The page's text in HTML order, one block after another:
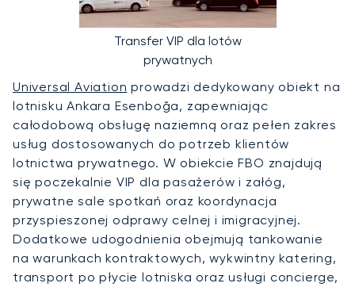
Transfer VIP dla lotów
prywatnych
Universal Aviation prowadzi dedykowany obiekt na
lotnisku Ankara Esenboğa, zapewniając
całodobową obsługę naziemną oraz pełen zakres
usług dostosowanych do potrzeb klientów
lotnictwa prywatnego. W obiekcie FBO znajdują
się poczekalnie VIP dla pasażerów i załóg,
prywatne sale spotkań oraz koordynacja
przyspieszonej odprawy celnej i imigracyjnej.
Dodatkowe udogodnienia obejmują tankowanie
na warunkach kontraktowych, wykwintny katering,
transport po płycie lotniska oraz usługi concierge,